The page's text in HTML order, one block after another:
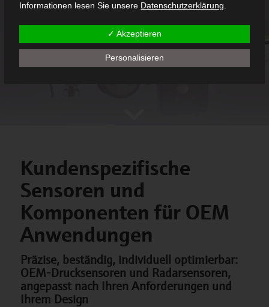
Kundenspezifische
Sensoren und
Komponenten für OEM
Anwendungen
Präzise, beständig, individuell optimierbar:
OEM-Drucksensoren und Radarsensoren,
angepasst nach Ihren Anforderungen und
Ihrem Design
Informationen lesen Sie unsere Datenschutzerklärung.
✓ Akzeptieren
Personalisieren